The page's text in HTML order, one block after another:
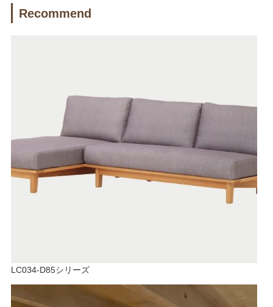
Recommend
LC034-D85シリーズ